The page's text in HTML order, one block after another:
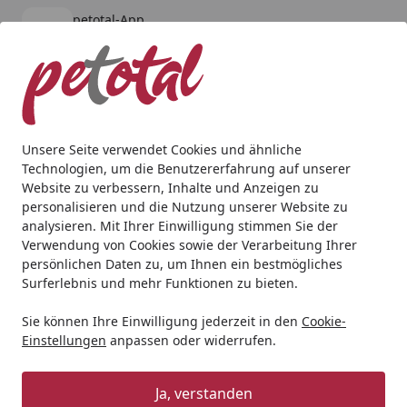
Unsere Seite verwendet Cookies und ähnliche
Technologien, um die Benutzererfahrung auf unserer
Website zu verbessern, Inhalte und Anzeigen zu
personalisieren und die Nutzung unserer Website zu
analysieren. Mit Ihrer Einwilligung stimmen Sie der
Verwendung von Cookies sowie der Verarbeitung Ihrer
persönlichen Daten zu, um Ihnen ein bestmögliches
Surferlebnis und mehr Funktionen zu bieten.
Sie können Ihre Einwilligung jederzeit in den Cookie-
Einstellungen anpassen oder widerrufen.
Ja, verstanden
petotal-App
kostenlos - Im App Store
Alle Produkte
Mein Konto
Suchen
Startseite
Hund Hundetrockenfutter Dr. Clauder's Best Choice
Dr. Clauder's Best Choice Lifecycle
Sensitive Adult Lamm & Reis All
Breed Hundetrockenfutter